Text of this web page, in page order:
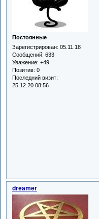
Постоянные
Зарегистрирован: 05.11.18
Сообщений: 633
Уважение: +49
Позитив: 0
Последний визит:
25.12.20 08:56
dreamer